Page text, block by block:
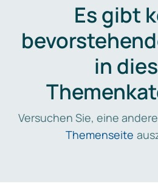
Es gibt
in
Versuchen Sie, eine
Themenseite